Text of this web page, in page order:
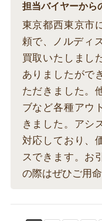
担当バイヤーから
東京都西東京市
頼で、ノルディ
買取いたしまし
ありましたがで
ただきました。
ブなど各種アウ
きました。アシ
対応しており、
スできます。お
の際はぜひご用命